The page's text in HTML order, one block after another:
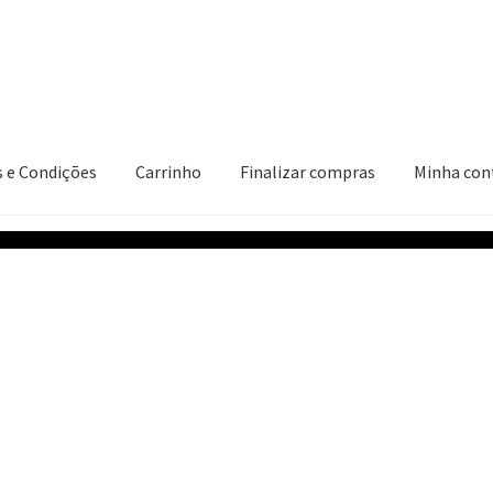
e Condições Carrinho Finalizar compras Minha
CarrinhoFinalizar comprasMinha conta